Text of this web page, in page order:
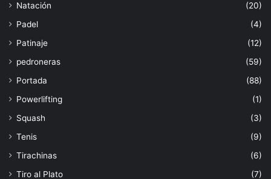
Natación
(20)
Padel
(4)
Patinaje
(12)
pedroneras
(59)
Portada
(88)
Powerlifting
(1)
Squash
(3)
Tenis
(9)
Tirachinas
(6)
Tiro al Plato
(7)